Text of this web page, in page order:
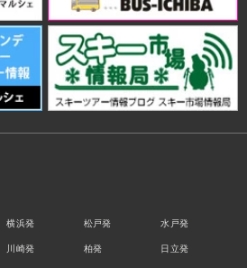
横浜発
川崎発
松戸発
柏発
水戸発
日立発